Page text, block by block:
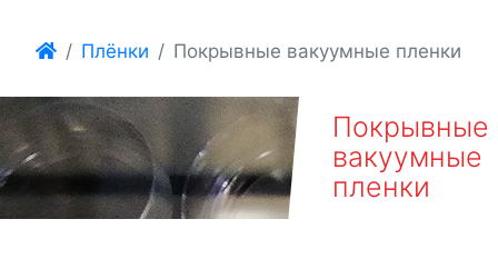
Плёнки Покрывные вакуумные пленки
Покрывные
вакуумные
пленки